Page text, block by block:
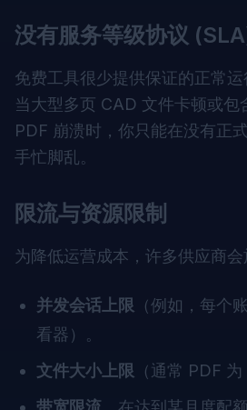
没有服务等级协议
免费工具很少提供保证的正常运
当大型多页 CAD 文件卡顿或包
PDF 崩溃时，你只能在没有正
手忙脚乱。
限流与资源限制
为降低运营成本，许多供应商会
并发会话上限 （例如，每个
看器）。
文件大小上限 （通常 PDF 为